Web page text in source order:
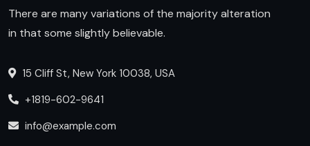
There are many variations of the majority alteration
in that some slightly believable.
15 Cliff St, New York 10038, USA
+1819-602-9641
info@example.com